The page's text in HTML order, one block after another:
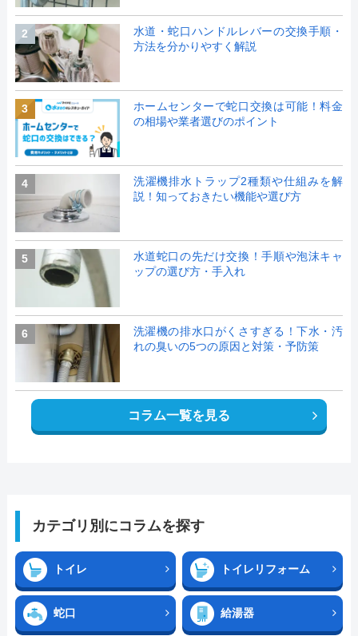
2
水道・蛇口ハンドルレバーの交換手順・
方法を分かりやすく解説
3
ホームセンターで蛇口交換は可能！料金
の相場や業者選びのポイント
4
洗濯機排水トラップ2種類や仕組みを解
説！知っておきたい機能や選び方
5
水道蛇口の先だけ交換！手順や泡沫キャ
ップの選び方・手入れ
6
洗濯機の排水口がくさすぎる！下水・汚
れの臭いの5つの原因と対策・予防策
コラム一覧を見る
カテゴリ別にコラムを探す
トイレ トイレリフォーム
蛇口 給湯器